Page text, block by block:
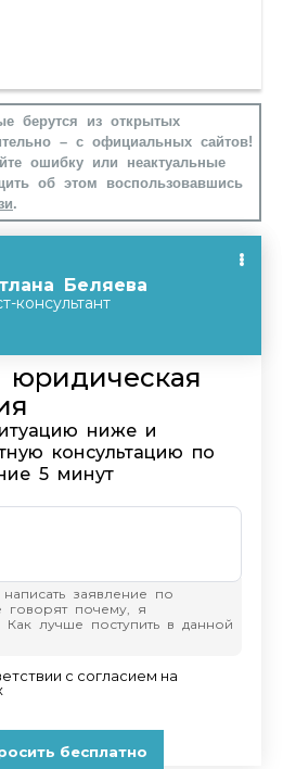
берутся из открытых
– с официальных сайтов!
ошибку или неактуальные
об этом воспользовавшись
.